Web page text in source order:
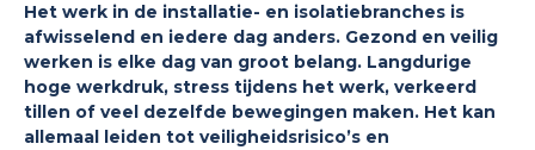
Het werk in de installatie- en isolatiebranches is
afwisselend en iedere dag anders. Gezond en veilig
werken is elke dag van groot belang. Langdurige
hoge werkdruk, stress tijdens het werk, verkeerd
tillen of veel dezelfde bewegingen maken. Het kan
allemaal leiden tot veiligheidsrisico’s en